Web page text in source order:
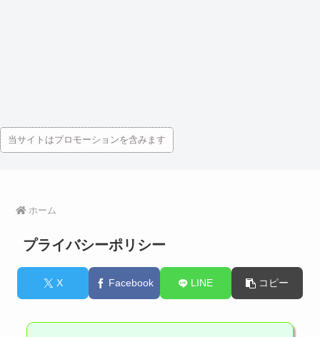
当サイトはプロモーションを含みます
ホーム
プライバシーポリシー
X Facebook LINE コピー